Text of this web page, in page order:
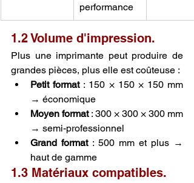
performance
1.2 Volume d'impression.
Plus une imprimante peut produire de
grandes pièces, plus elle est coûteuse :
Petit format : 150 × 150 × 150 mm
→ économique
Moyen format : 300 × 300 × 300 mm
→ semi-professionnel
Grand format : 500 mm et plus →
haut de gamme
1.3 Matériaux compatibles.